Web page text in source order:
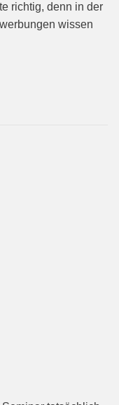
richtig, denn in der
wis­sen